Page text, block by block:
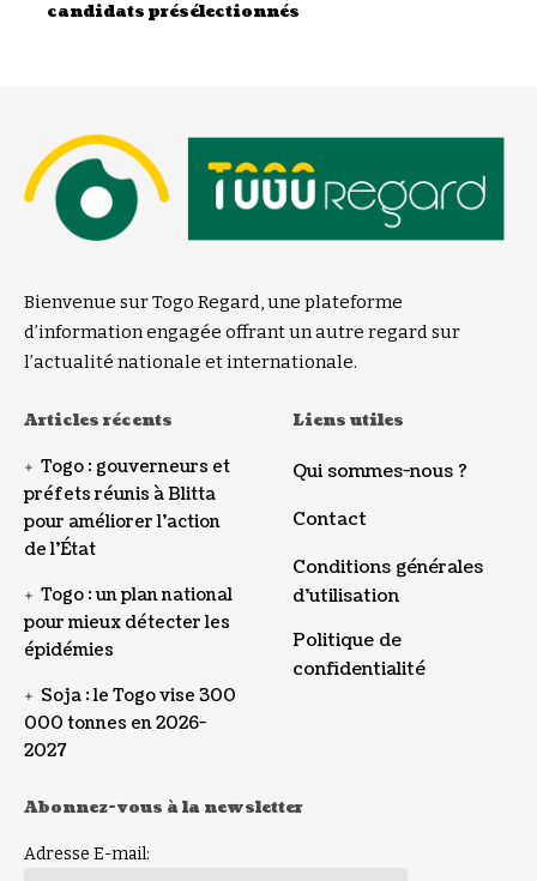
candidats présélectionnés
Bienvenue sur Togo Regard, une plateforme
d’information engagée offrant un autre regard sur
l’actualité nationale et internationale.
Articles récents
Togo : gouverneurs et
préfets réunis à Blitta
pour améliorer l’action
de l’État
Togo : un plan national
pour mieux détecter les
épidémies
Soja : le Togo vise 300
000 tonnes en 2026-
2027
Liens utiles
Qui sommes-nous ?
Contact
Conditions générales
d’utilisation
Politique de
confidentialité
Abonnez-vous à la newsletter
Adresse E-mail: